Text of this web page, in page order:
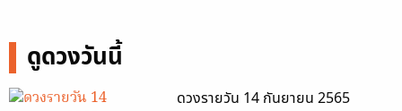
ดูดวงวันนี้
ดวงรายวัน 14 กันยายน 2565